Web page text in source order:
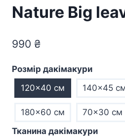
Nature Big
990 ₴
Розмір дакімакури
120x40 см
140x45
180x60 см
70×30 см
Тканина дакімакури